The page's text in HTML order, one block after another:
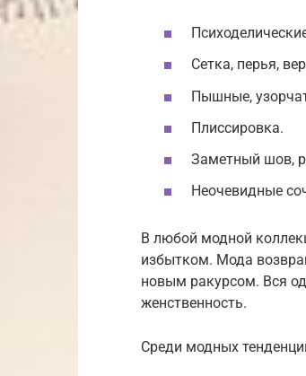
Сетка, перья,
Пышные,
Плиссировка.
Заметный шов,
Неочевидные
В любой модной
избытком. Мода
новым ракурсом. Вся
женственность.
Среди модных